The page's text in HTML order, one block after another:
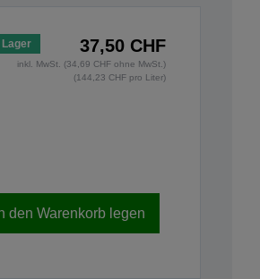
37,50 CHF
inkl. MwSt. (34,69 CHF ohne MwSt.)
(144,23 CHF pro Liter)
den Warenkorb legen